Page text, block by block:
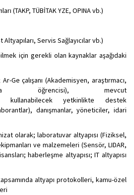
(TAKP, TÜBİTAK YZE, OPINA vb.)
Servis Sağlayıcılar vb.)
için gerekli olan kaynaklar aşağıdaki
çalışanı (Akademisyen, araştırmacı,
doktora öğrencisi), mevcut
kullanabilecek yetkinlikte destek
danışmanlar, yöneticiler, idari
olarak; laboratuvar altyapısı (Fiziksel,
ve malzemeleri (Sensör, LIDAR,
haberleşme altyapısı; IT altyapısı
altyapı protokolleri, kamu-özel